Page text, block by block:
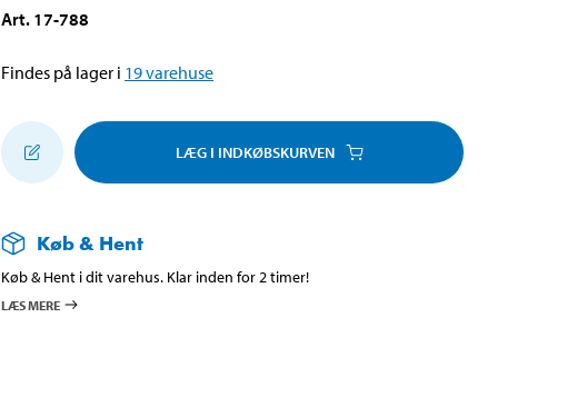
Art. 17-788
Findes på lager i 19varehuse
LÆG I INDKØBSKURVEN
Køb & Hent
Køb & Hent i dit varehus. Klar inden for 2 timer!
LÆS MERE